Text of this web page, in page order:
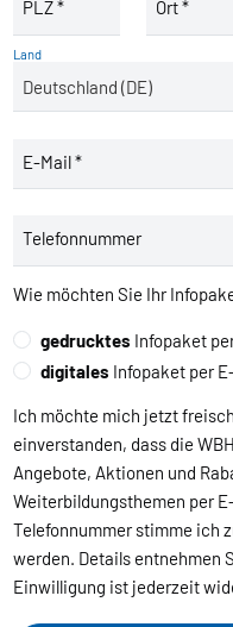
PLZ * Ort *
Land
E-Mail *
Telefonnummer
Wie möchten Sie Ihr
gedrucktes Infopaket
digitales Infopaket per
Ich möchte mich jetzt
einverstanden, dass die
Angebote, Aktionen und
Weiterbildungsthemen per
Telefonnummer stimme ich
werden. Details entnehmen
Einwilligung ist jederzeit